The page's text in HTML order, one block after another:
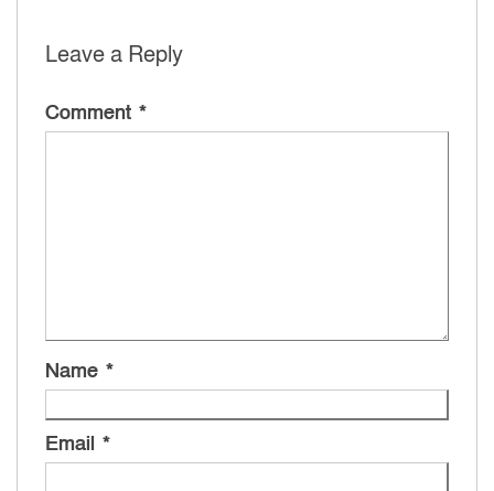
Leave a Reply
Comment *
Name *
Email *